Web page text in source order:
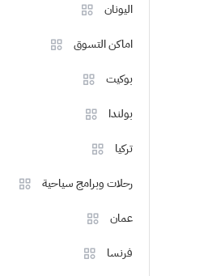
اليونان
اماكن التسوق
بوكيت
بولندا
تركيا
رحلات وبرامج سياحية
عمان
فرنسا